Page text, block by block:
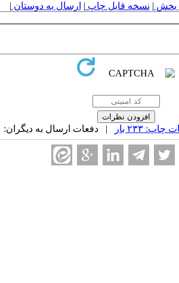
بخش | نسخه قابل چاپ | ارسال به دوستان |
۲۳۳ بار | دفعات ارسال به دیگران: ۰ بار |